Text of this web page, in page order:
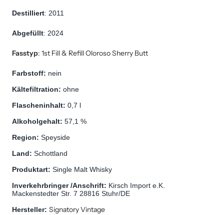
Destilliert: 2011
Abgefüllt: 2024
Fasstyp: 1st Fill & Refill Oloroso Sherry Butt
Farbstoff: nein
Kältefiltration: ohne
Flascheninhalt: 0,7 l
Alkoholgehalt: 57,1 %
Region: Speyside
Land: Schottland
Produktart: Single Malt Whisky
Inverkehrbringer /Anschrift: Kirsch Import e.K.
Mackenstedter Str. 7 28816 Stuhr/DE
Hersteller: Signatory Vintage